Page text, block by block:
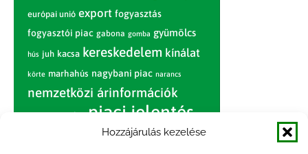
Hozzájárulás kezelése
európai unió export fogyasztás
fogyasztói piac gabona gomba gyümölcs
hús juh kacsa kereskedelem kínálat
körte marhahús nagybani piac narancs
nemzetközi árinformációk
piac piaci jelentés
sertés sertéshús